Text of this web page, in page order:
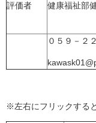
評価者 健康福祉部
０５９－２
※左右にフリックする